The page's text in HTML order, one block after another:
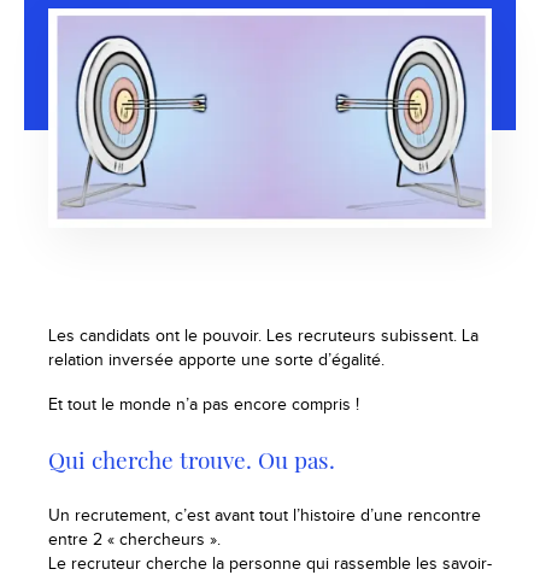
Les candidats ont le pouvoir. Les recruteurs subissent. La
relation inversée apporte une sorte d’égalité.
Et tout le monde n’a pas encore compris !
Qui cherche trouve. Ou pas.
Un recrutement, c’est avant tout l’histoire d’une rencontre
entre 2 « chercheurs ».
Le recruteur cherche la personne qui rassemble les savoir-